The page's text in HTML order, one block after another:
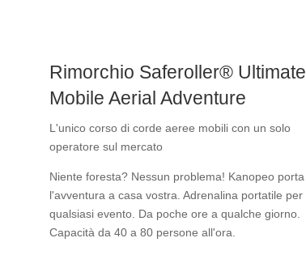
Rimorchio Saferoller® Ultimate
Mobile Aerial Adventure
L'unico corso di corde aeree mobili con un solo
operatore sul mercato
Niente foresta? Nessun problema! Kanopeo porta
l'avventura a casa vostra. Adrenalina portatile per
qualsiasi evento. Da poche ore a qualche giorno.
Capacità da 40 a 80 persone all'ora.